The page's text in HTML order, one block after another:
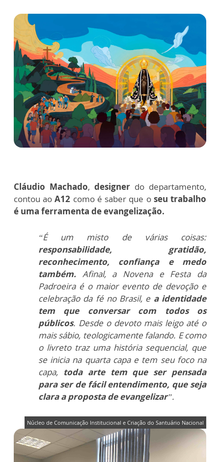
Cláudio Machado, designer do departamento,
contou ao A12 como é saber que o seu trabalho
é uma ferramenta de evangelização.
“É um misto de várias coisas:
responsabilidade, gratidão,
reconhecimento, confiança e medo
também. Afinal, a Novena e Festa da
Padroeira é o maior evento de devoção e
celebração da fé no Brasil, e a identidade
tem que conversar com todos os
públicos. Desde o devoto mais leigo até o
mais sábio, teologicamente falando. E como
o livreto traz uma história sequencial, que
se inicia na quarta capa e tem seu foco na
capa, toda arte tem que ser pensada
para ser de fácil entendimento, que seja
clara a proposta de evangelizar”.
Núcleo de Comunicação Institucional e Criação do Santuário Nacional